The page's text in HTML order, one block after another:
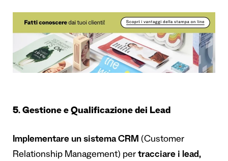
5. Gestione e Qualificazione dei Lead
Implementare un sistema CRM (Customer
Relationship Management) per tracciare i lead,